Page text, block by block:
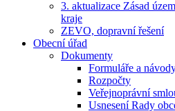
3. aktualizace Zásad
kraje
ZEVO, dopravní řešení
Obecní úřad
Dokumenty
Formuláře a
Rozpočty
Veřejnoprávní
Usnesení Rady